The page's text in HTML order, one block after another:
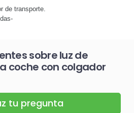
de transporte.
sobre luz de
coche con colgador
tu pregunta